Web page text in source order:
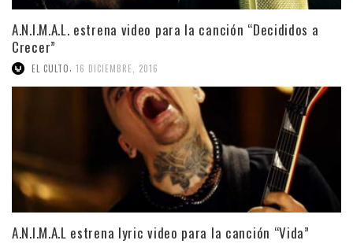
A.N.I.M.A.L. estrena video para la canción “Decididos a
Crecer”
EL CULTO, 16 DICIEMBRE, 2016
A.N.I.M.A.L estrena lyric video para la canción “Vida”